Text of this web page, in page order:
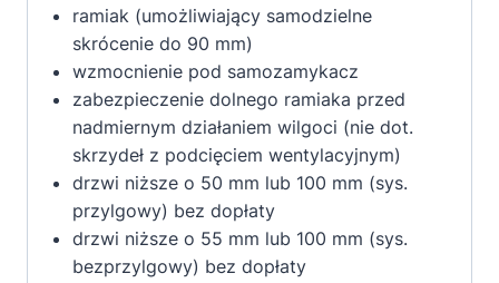
ramiak (umożliwiający samodzielne
skrócenie do 90 mm)
wzmocnienie pod samozamykacz
zabezpieczenie dolnego ramiaka przed
nadmiernym działaniem wilgoci (nie dot.
skrzydeł z podcięciem wentylacyjnym)
drzwi niższe o 50 mm lub 100 mm (sys.
przylgowy) bez dopłaty
drzwi niższe o 55 mm lub 100 mm (sys.
bezprzylgowy) bez dopłaty